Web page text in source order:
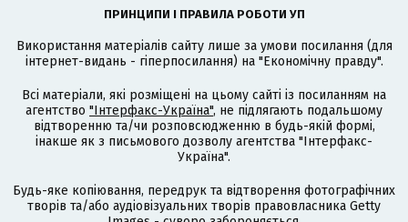
ПРИНЦИПИ І ПРАВИЛА РОБОТИ УП
Використання матеріалів сайту лише за умови посилання (для
інтернет-видань - гіперпосилання) на "Економічну правду".
Всі матеріали, які розміщені на цьому сайті із посиланням на
агентство "Інтерфакс-Україна", не підлягають подальшому
відтворенню та/чи розповсюдженню в будь-якій формі,
інакше як з письмового дозволу агентства "Інтерфакс-
Україна".
Будь-яке копіювання, передрук та відтворення фотографічних
творів та/або аудіовізуальних творів правовласника Getty